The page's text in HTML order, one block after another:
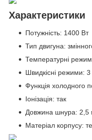
Характеристики
Потужність: 1400 Вт
Тип двигуна:
Температурні
Швидкісні режими: 3
Функція холодного
Іонізація: так
Довжина шнура: 2,5
Матеріал корпусу: